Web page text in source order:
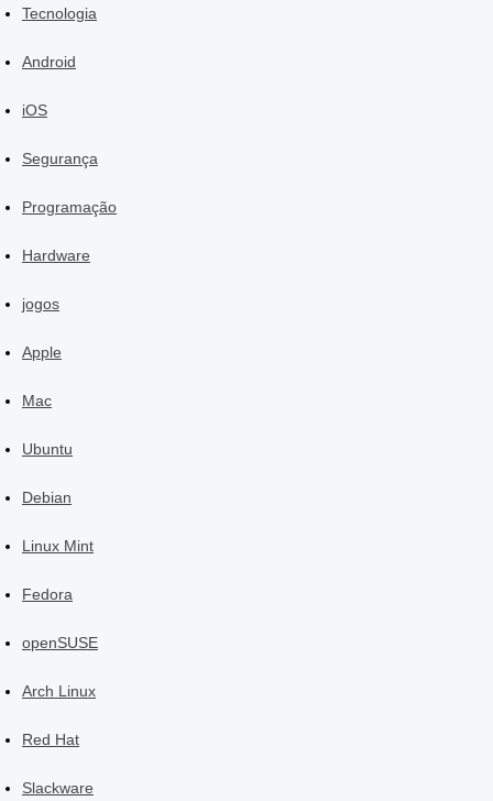
Tecnologia
Android
iOS
Segurança
Programação
Hardware
jogos
Apple
Mac
Ubuntu
Debian
Linux Mint
Fedora
openSUSE
Arch Linux
Red Hat
Slackware